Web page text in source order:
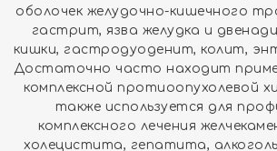
оболочек желудочно-кишечного
гастрит, язва желудка и
кишки, гастродуоденит, колит,
Достаточно часто находит
комплексной протиоопухолевой
также используется для
комплексного лечения
холецистита, гепатита,